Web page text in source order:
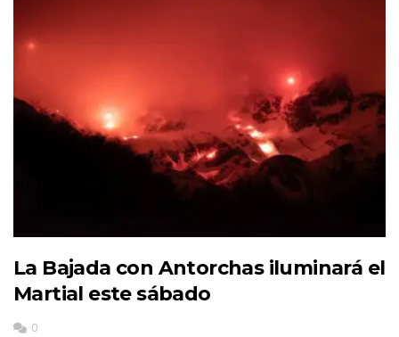
La Bajada con Antorchas iluminará el
Martial este sábado
0